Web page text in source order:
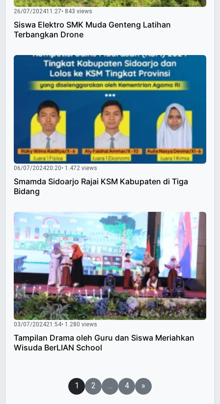
26/07/202411:27• 843 views
Siswa Elektro SMK Muda Genteng Latihan
Terbangkan Drone
06/07/202420:20• 1.472 views
Smamda Sidoarjo Rajai KSM Kabupaten di Tiga
Bidang
03/07/202421:54• 1.280 views
Tampilan Drama oleh Guru dan Siswa Meriahkan
Wisuda BerLIAN School
1 2 … 4 »